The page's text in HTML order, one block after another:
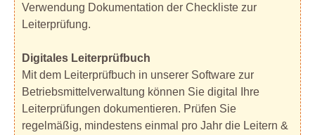
Verwendung Dokumentation der Checkliste zur
Leiterprüfung.
Digitales Leiterprüfbuch
Mit dem Leiterprüfbuch in unserer Software zur
Betriebsmittelverwaltung können Sie digital Ihre
Leiterprüfungen dokumentieren. Prüfen Sie
regelmäßig, mindestens einmal pro Jahr die Leitern &